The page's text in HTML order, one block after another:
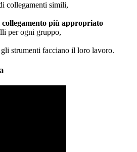
collegamenti simili,
più appropriato
per ogni gruppo,
gli strumenti facciano il loro lavoro.